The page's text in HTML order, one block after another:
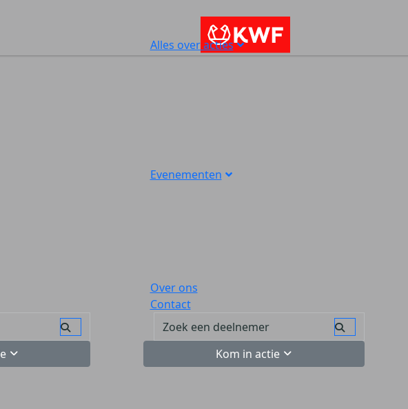
Alles over acties
Evenementen
Over ons
Contact
Kom in actie